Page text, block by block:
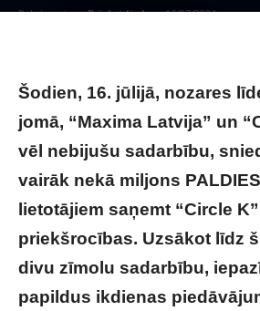
Raksta autors Brivbridis.lv - 16/07/2024
Šodien, 16. jūlijā, nozares
jomā, “Maxima Latvija” un
vēl nebijušu sadarbību,
vairāk nekā miljons
lietotājiem saņemt “Circle
priekšrocības. Uzsākot līdz
divu zīmolu sadarbību,
papildus ikdienas